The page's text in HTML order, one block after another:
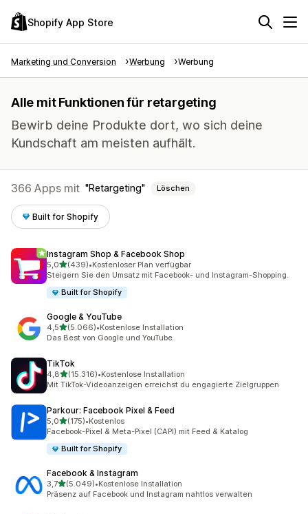
Shopify App Store
Marketing und Conversion Werbung Werbung
Alle mit Funktionen für retargeting
Bewirb deine Produkte dort, wo sich deine
Kundschaft am meisten aufhält.
366 Apps mit Retargeting Löschen
Built for Shopify
Instagram Shop & Facebook Shop
5,0von 5 Sternen
(439)
439 Rezensionen insgesamt
•Kostenloser Plan verfügbar
Steigern Sie den Umsatz mit Facebook- und Instagram-Shopping.
Built for Shopify
Google & YouTube
4,5von 5 Sternen
(5.066)
5066 Rezensionen insgesamt
•Kostenlose Installation
Das Best von Google und YouTube
TikTok
4,8von 5 Sternen
(15.316)
15316 Rezensionen insgesamt
•Kostenlose Installation
Mit TikTok-Videoanzeigen erreichst du engagierte Zielgruppen
Parkour: Facebook Pixel & Feed
5,0von 5 Sternen
(175)
175 Rezensionen insgesamt
•Kostenlos
Facebook-Pixel & Meta-Pixel (CAPI) mit Feed & Katalog
Built for Shopify
Facebook & Instagram
3,7von 5 Sternen
(5.049)
5049 Rezensionen insgesamt
•Kostenlose Installation
Präsenz auf Facebook und Instagram nahtlos verwalten